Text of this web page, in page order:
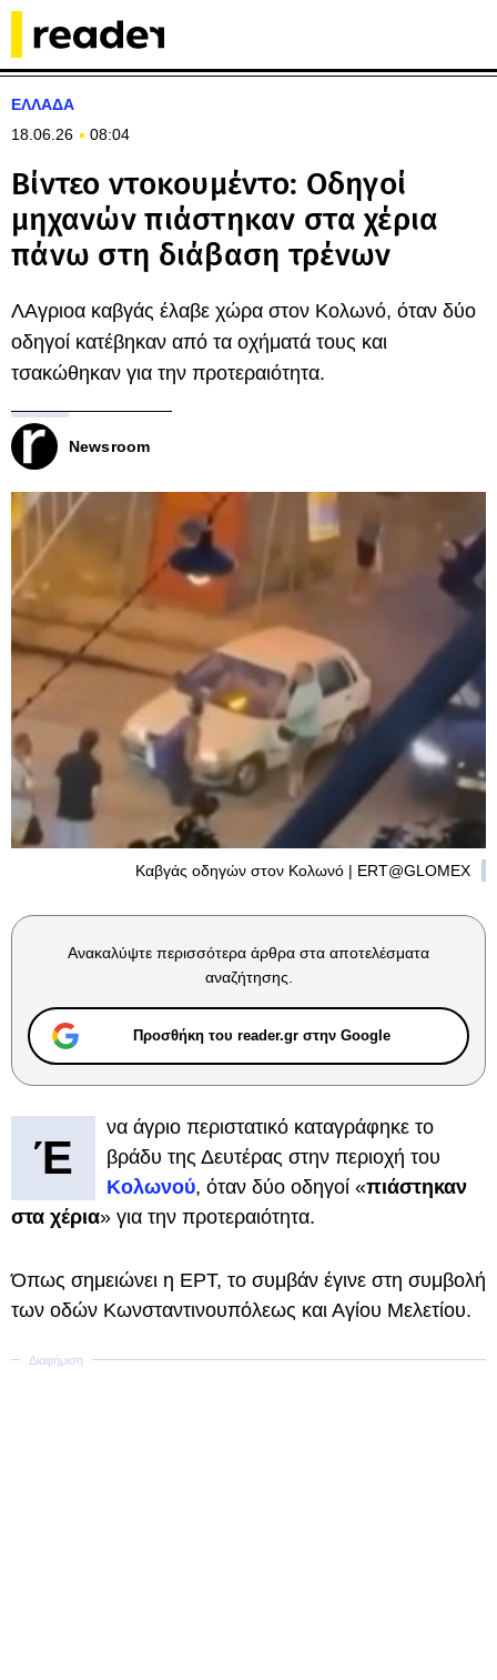
ΕΛΛΑΔΑ
18.06.26
08:04
Βίντεο ντοκουμέντο: Οδηγοί
μηχανών πιάστηκαν στα χέρια
πάνω στη διάβαση τρένων
ΛΑγριοα καβγάς έλαβε χώρα στον Κολωνό, όταν δύο
οδηγοί κατέβηκαν από τα οχήματά τους και
τσακώθηκαν για την προτεραιότητα.
Newsroom
Καβγάς οδηγών στον Κολωνό | ERT@GLOMEX
Ανακαλύψτε περισσότερα άρθρα στα αποτελέσματα
αναζήτησης.
Προσθήκη του reader.gr στην Google
Έ
να άγριο περιστατικό καταγράφηκε το
βράδυ της Δευτέρας στην περιοχή του
Κολωνού, όταν δύο οδηγοί «πιάστηκαν
στα χέρια» για την προτεραιότητα.
Όπως σημειώνει η ΕΡΤ, το συμβάν έγινε στη συμβολή
των οδών Κωνσταντινουπόλεως και Αγίου Μελετίου.